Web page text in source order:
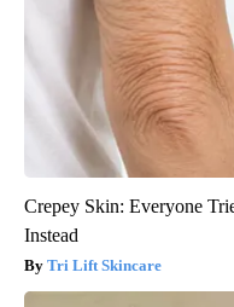
Crepey Skin: Everyone
Instead
Tri Lift Skincare